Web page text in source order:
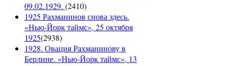
09.02.1929. (2410)
1925 Рахманинов снова здесь.
«Нью-Йорк таймс», 25 октября
1925(2938)
1928. Овация Рахманинову в
Берлине. «Нью-Йорк таймс», 13